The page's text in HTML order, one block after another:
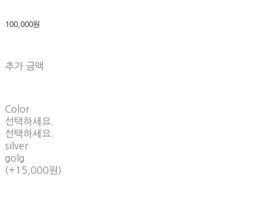
100,000원
추가 금액
Color
선택하세요.
선택하세요.
silver
golg
(+15,000원)